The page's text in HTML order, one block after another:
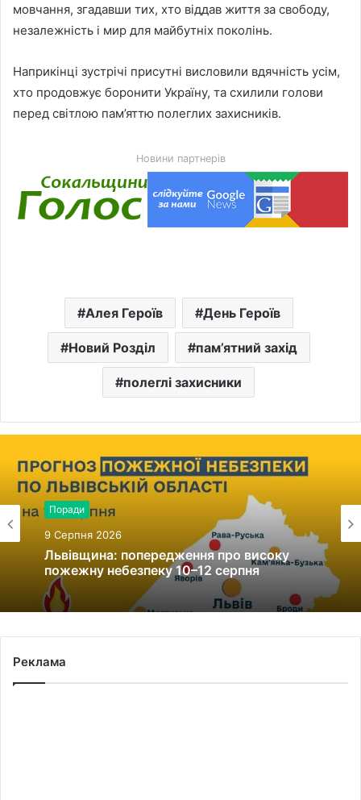
мовчання, згадавши тих, хто віддав життя за свободу,
незалежність і мир для майбутніх поколінь.
Наприкінці зустрічі присутні висловили вдячність усім,
хто продовжує боронити Україну, та схилили голови
перед світлою пам’яттю полеглих захисників.
Новини партнерів
Алея Героїв День Героїв
Новий Розділ пам’ятний захід
полеглі захисники
Поради
9 Серпня 2026
Львівщина: попередження про високу
пожежну небезпеку 10–12 серпня
Реклама